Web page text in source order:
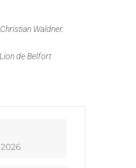
Waldner.
de Belfort